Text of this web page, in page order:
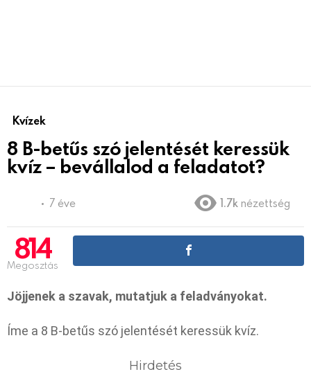
Kvízek
8 B-betűs szó jelentését keressük
kvíz – bevállalod a feladatot?
7 éve 1.7k nézettség
814
Megosztás
Jöjjenek a szavak, mutatjuk a feladványokat.
Íme a 8 B-betűs szó jelentését keressük kvíz.
Hirdetés